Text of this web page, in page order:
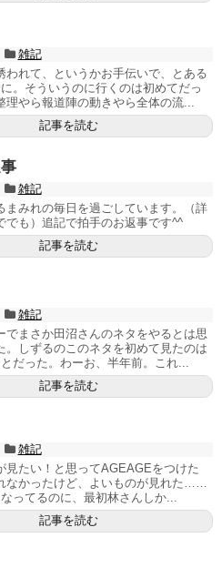
雑記
われて、というかお手伝いで、とある
。そういうのに行くのは初めてだっ
理やら報道陣の動きやら全体の流...
記事を読む
雑記
まみれの毎日を過ごしています。（詳
でも）追記で拍手のお返事です^^
記事を読む
雑記
でまさか田沼さんのネタをやるとは思
。しずるのこのネタを初めて見たのは
だった。わーお、半年前。これ...
記事を読む
雑記
見たい！と思ってAGEAGEをつけた
なかったけど、よいものが見れた……
ってるのに、最初林さんしか...
記事を読む